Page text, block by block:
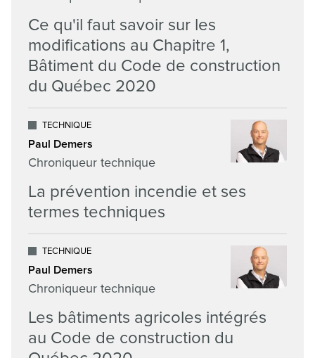
Ce qu'il faut savoir sur les
modifications au Chapitre 1,
Bâtiment du Code de construction
du Québec 2020
TECHNIQUE
Paul Demers
Chroniqueur technique
La prévention incendie et ses
termes techniques
TECHNIQUE
Paul Demers
Chroniqueur technique
Les bâtiments agricoles intégrés
au Code de construction du